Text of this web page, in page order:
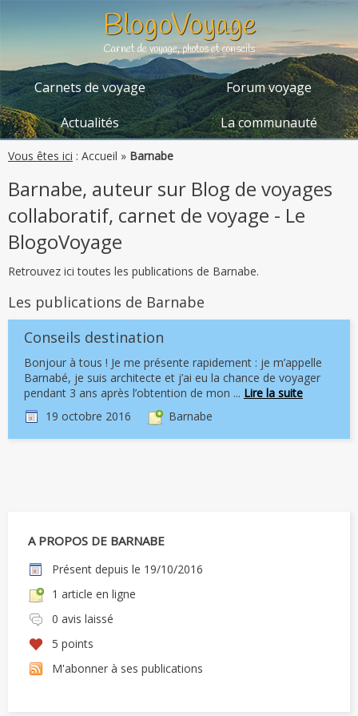
BlogoVoyage
Carnet de voyage, photos et conseils
Carnets de voyage
Forum voyage
Actualités
La communauté
Vous êtes ici : Accueil » Barnabe
Barnabe, auteur sur Blog de voyages
collaboratif, carnet de voyage - Le
BlogoVoyage
Retrouvez ici toutes les publications de Barnabe.
Les publications de Barnabe
Conseils destination
Bonjour à tous ! Je me présente rapidement : je m’appelle
Barnabé, je suis architecte et j’ai eu la chance de voyager
pendant 3 ans après l’obtention de mon ... Lire la suite
19 octobre 2016
Barnabe
A PROPOS DE BARNABE
Présent depuis le 19/10/2016
1 article en ligne
0 avis laissé
5 points
M'abonner à ses publications